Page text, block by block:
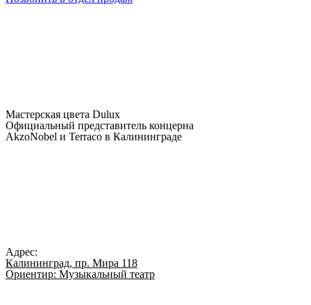
Мастерская цвета Dulux
Официальный представитель концерна
AkzoNobel и Terraco в Калининграде
Адрес:
Калининград, пр. Мира 118
Ориентир: Музыкальный театр